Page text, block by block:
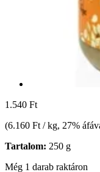
1.540 Ft
(6.160 Ft / kg, 27%
Tartalom: 250 g
Még 1 darab raktáron